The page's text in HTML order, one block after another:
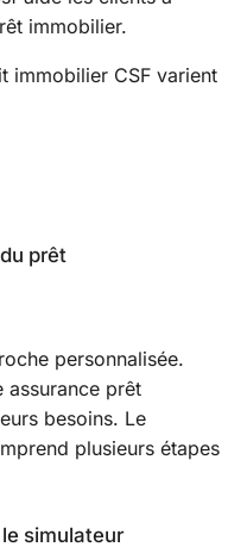
immobilier.
immobilier CSF varient
prêt
personnalisée.
assurance prêt
besoins. Le
plusieurs étapes
simulateur